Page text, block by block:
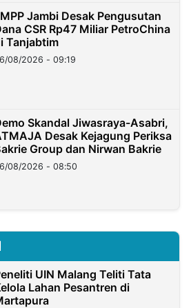
Jambi Desak Pengusutan
CSR Rp47 Miliar PetroChina
Tanjabtim
08/2026 - 09:19
Skandal Jiwasraya-Asabri,
Desak Kejagung Periksa
Group dan Nirwan Bakrie
08/2026 - 08:50
UIN Malang Teliti Tata
Lahan Pesantren di